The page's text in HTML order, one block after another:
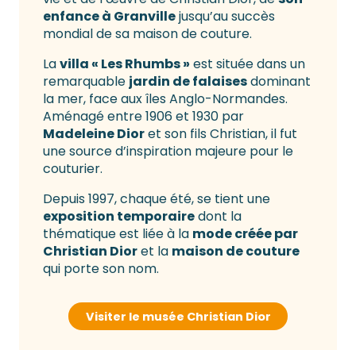
enfance à Granvillejusqu’au succès
mondial de sa maison de couture.
Lavilla « Les Rhumbs » est située dans un
remarquable jardin de falaisesdominant
la mer, face aux îles Anglo-Normandes.
Aménagé entre 1906 et 1930 par
Madeleine Dioret son fils Christian, il fut
une source d’inspiration majeure pour le
couturier.
Depuis 1997, chaque été, se tient une
exposition temporairedont la
thématique est liée à la mode créée par
Christian Dioret la maison de couture
qui porte son nom.
Visiter le musée Christian Dior